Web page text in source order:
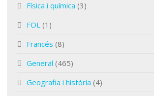
Física i química (3)
FOL (1)
Francés (8)
General (465)
Geografia i història (4)